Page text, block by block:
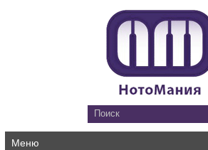
Меню